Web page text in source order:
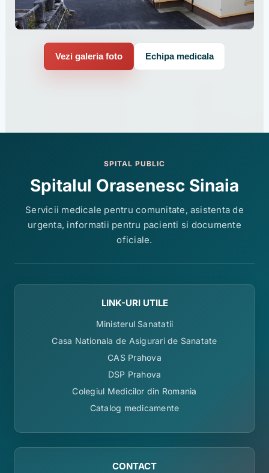
Vezi galeria foto Echipa medicala
SPITAL PUBLIC
Spitalul Orasenesc Sinaia
Servicii medicale pentru comunitate, asistenta de
urgenta, informatii pentru pacienti si documente
oficiale.
LINK-URI UTILE
Ministerul Sanatatii
Casa Nationala de Asigurari de Sanatate
CAS Prahova
DSP Prahova
Colegiul Medicilor din Romania
Catalog medicamente
CONTACT